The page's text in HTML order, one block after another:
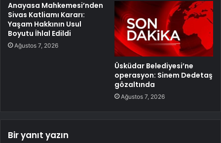
Anayasa Mahkemesi’nden
Sivas Katliamı Kararı:
Yaşam Hakkının Usul
Boyutu İhlal Edildi
Ağustos 7, 2026
Üsküdar Belediyesi’ne
operasyon: Sinem Dedetaş
gözaltında
Ağustos 7, 2026
Bir yanıt yazın